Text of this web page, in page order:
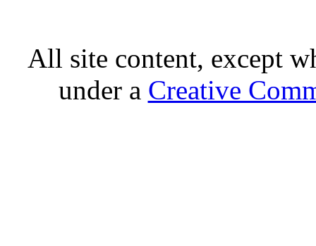
All site content, except
under a Creative